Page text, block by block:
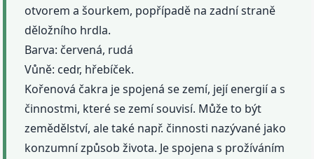
otvorem a šourkem, popřípadě na zadní straně
děložního hrdla.
Barva: červená, rudá
Vůně: cedr, hřebíček.
Kořenová čakra je spojená se zemí, její energií a s
činnostmi, které se zemí souvisí. Může to být
zemědělství, ale také např. činnosti nazývané jako
konzumní způsob života. Je spojena s prožíváním